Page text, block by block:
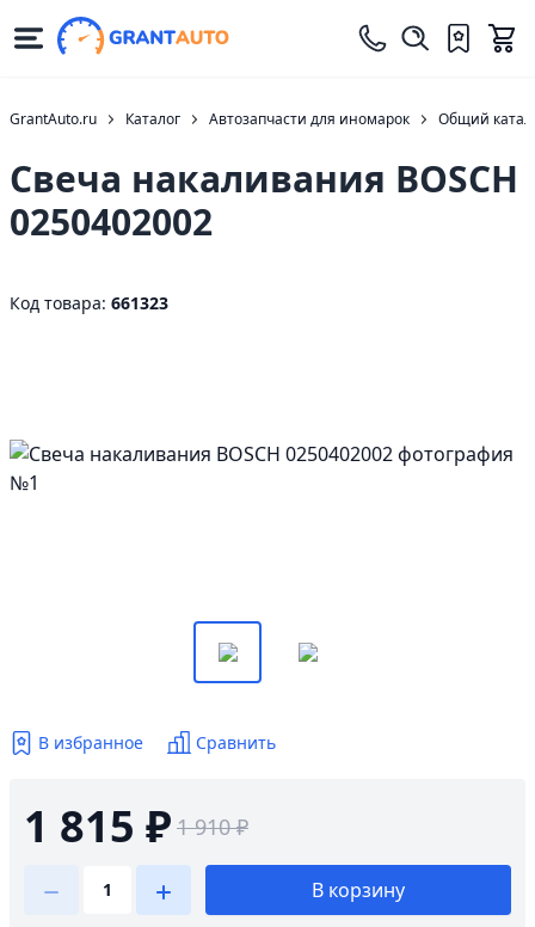
GrantAuto.ru Каталог Автозапчасти для иномарок Общий
Свеча накаливания BOSCH
0250402002
Код товара: 661323
В избранное Сравнить
1 815 ₽ 1 910 ₽
В корзину